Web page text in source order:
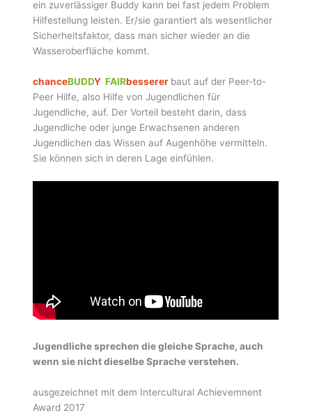
ein zuverlässiger Buddy kann bei fast jedem Problem
Hilfestellung leisten. Er/sie garantiert als wesentlicher
Sicherheitsfaktor, dass man sicher wieder an die
Wasseroberfläche kommt.
chanceBUDDY FAIRbesserer baut auf der Peer-to-
Peer Hilfe, also Hilfe von Jugendlichen für
Jugendliche, auf. Der Vorteil besteht darin, dass
Jugendliche oder junge Erwachsenen anderen
Jugendlichen das Wissen auf Augenhöhe vermitteln.
Sie können sich in deren Lage einfühlen.
Jugendliche sprechen die gleiche Sprache, auch
wenn sie nicht dieselbe Sprache verstehen.
ausgezeichnet mit dem Intercultural Achievemnent
Award 2017